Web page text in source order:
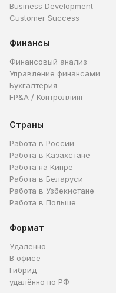
Business Development
Customer Success
Финансы
Финансовый анализ
Управление финансами
Бухгалтерия
FP&A / Контроллинг
Страны
Работа в России
Работа в Казахстане
Работа на Кипре
Работа в Беларуси
Работа в Узбекистане
Работа в Польше
Формат
Удалённо
В офисе
Гибрид
удалённо по РФ